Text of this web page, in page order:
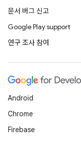
문서 버그 신고
Google Play support
연구 조사 참여
Android
Chrome
Firebase